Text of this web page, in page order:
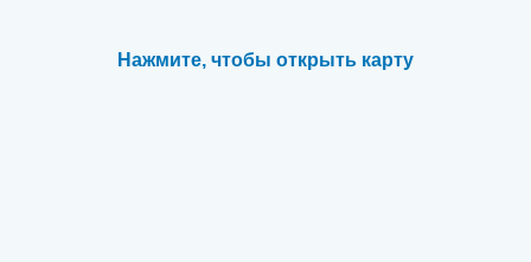
Нажмите, чтобы открыть карту